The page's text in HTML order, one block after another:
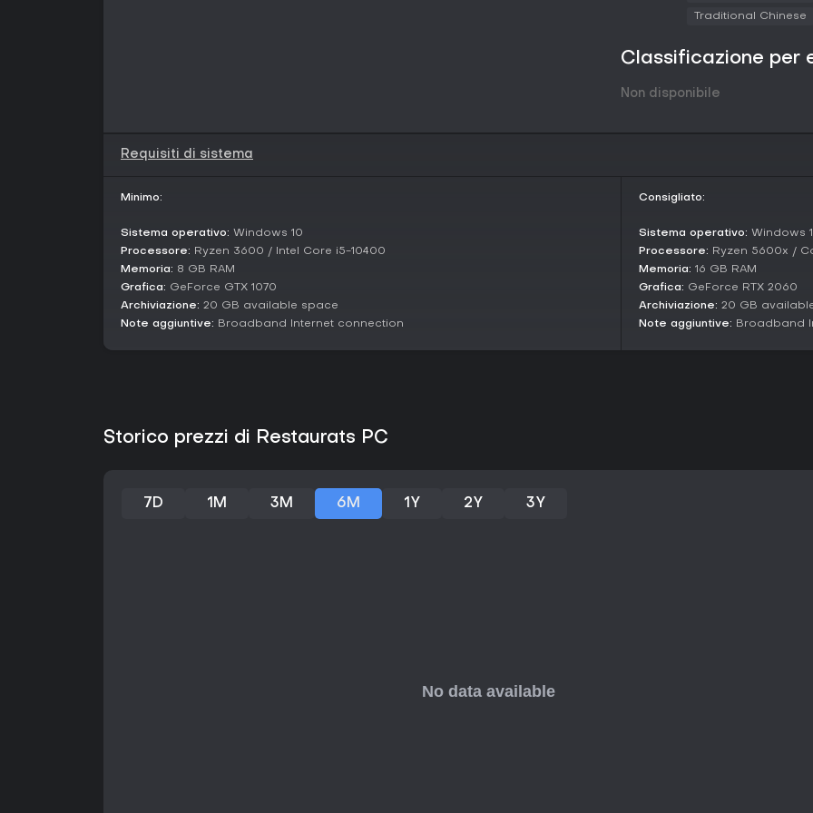
Restaurats propone due
reputazione, sblocco di
Supporta sia il solo che il co-
Vale la pena giocarci?
Con un rating Very Positive su
positive, Restaurats ha
divertenti e al mondo
Se ami i simulatori cooperativi
Traditional Chinese
Classificazione per
Non disponibile
Requisiti di sistema
Minimo:
Sistema operativo: Windows 10
Processore: Ryzen 3600 / Intel Core i5-10400
Memoria: 8 GB RAM
Grafica: GeForce GTX 1070
Archiviazione: 20 GB available space
Note aggiuntive: Broadband Internet connection
Consigliato:
Sistema operativo: Windows
Processore: Ryzen 5600x /
Memoria: 16 GB RAM
Grafica: GeForce RTX 2060
Archiviazione: 20 GB
Note aggiuntive: Broadband
Storico prezzi di Restaurats PC
7D 1M 3M 6M 1Y 2Y 3Y